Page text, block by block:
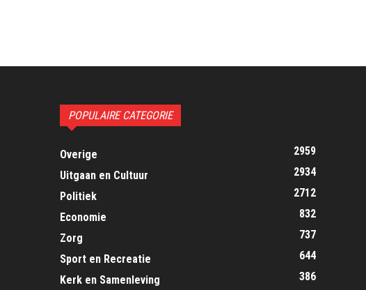
POPULAIRE CATEGORIE
Overige
2959
Uitgaan en Cultuur
2934
Politiek
2712
Economie
832
Zorg
737
Sport en Recreatie
644
Kerk en Samenleving
386